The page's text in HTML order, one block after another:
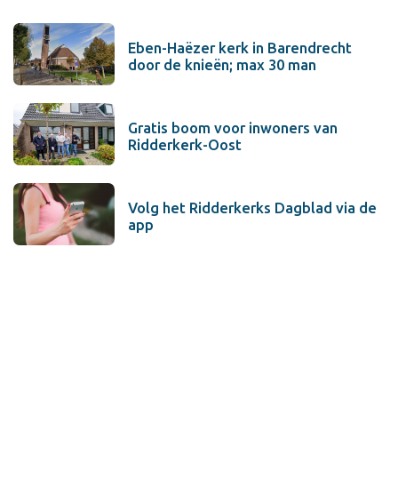
Eben-Haëzer kerk in Barendrecht
door de knieën; max 30 man
Gratis boom voor inwoners van
Ridderkerk-Oost
Volg het Ridderkerks Dagblad via de
app